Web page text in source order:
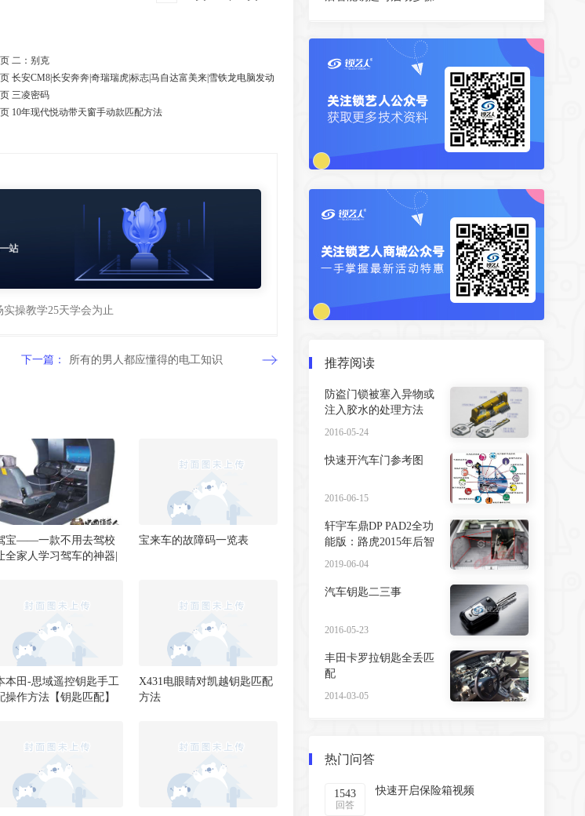
二：别克
长安CM8|长安奔奔|奇瑞瑞虎|标志|马自达富美来|雪铁龙电脑发动
密码算法
三凌密码
10年现代悦动带天窗手动款匹配方法
操教学25天学会为止
下一篇： 所有的男人都应懂得的电工知识
宝——一款不用去驾校
全家人学习驾车的神器|
宝来车的故障码一览表
本田-思域遥控钥匙手工
操作方法【钥匙匹配】
X431电眼睛对凯越钥匙匹配
方法
推荐阅读
防盗门锁被塞入异物或
注入胶水的处理方法
2016-05-24
快速开汽车门参考图
2016-06-15
轩宇车鼎DP PAD2全功
能版：路虎2015年后智
能钥匙写启动步骤
2019-06-04
汽车钥匙二三事
2016-05-23
丰田卡罗拉钥匙全丢匹
配
2014-03-05
热门问答
1543
回答
快速开启保险箱视频